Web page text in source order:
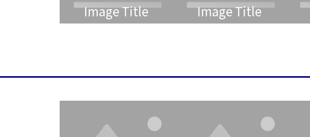
Image Title Image Title